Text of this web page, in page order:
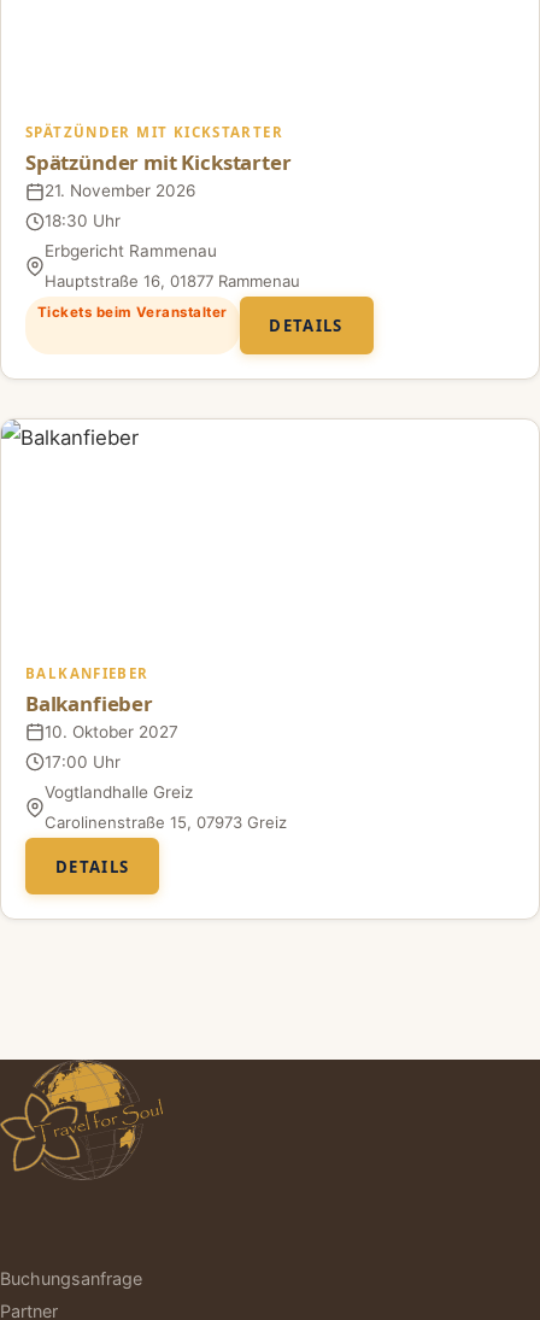
SPÄTZÜNDER MIT KICKSTARTER
Spätzünder mit Kickstarter
Datum
21. November 2026
Uhrzeit
18:30 Uhr
Ort
Erbgericht Rammenau
Hauptstraße 16, 01877 Rammenau
Tickets beim Veranstalter
DETAILS
BALKANFIEBER
Balkanfieber
Datum
10. Oktober 2027
Uhrzeit
17:00 Uhr
Ort
Vogtlandhalle Greiz
Carolinenstraße 15, 07973 Greiz
DETAILS
Buchungsanfrage
Partner